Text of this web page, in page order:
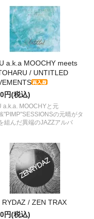
a.k.a MOOCHY meets
/ UNTITLED
円(税込)
a.k.a. MOOCHYと元
の元晴がタ
組んだ異端のJAZZアルバ
RYDAZ / ZEN TRAX
円(税込)